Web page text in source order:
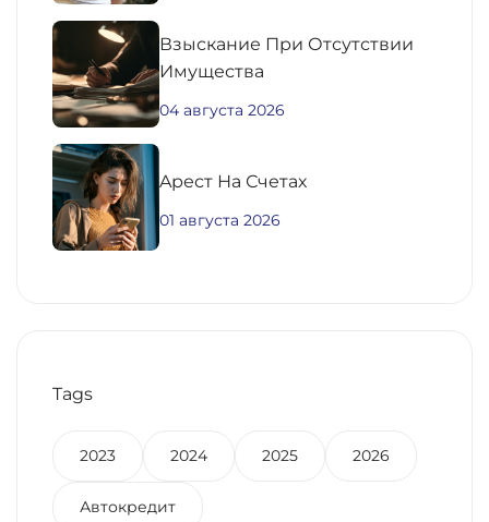
Взыскание При Отсутствии
Имущества
04 августа 2026
Aрест На Счетах
01 августа 2026
Tags
2023 2024 2025 2026
Автокредит